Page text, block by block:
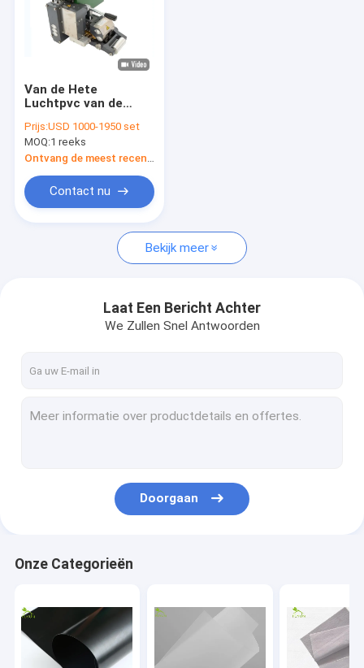
Van de Hete
Luchtpvc van de
Lasser 1.0mm voor
PE HDPE LDPE
Geomembrane
Voering
Prijs:USD 1000-1950 set
MOQ:1 reeks
Contact nu
Bekijk meer
Laat Een Bericht Achter
We Zullen Snel Antwoorden
Doorgaan
Onze Categorieën